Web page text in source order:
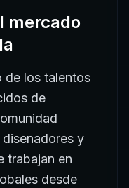
mercado
de los talentos
de
y
trabajan en
desde